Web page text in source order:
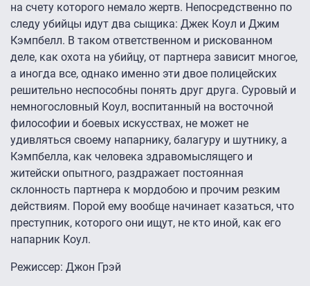
на счету которого немало жертв. Непосредственно по
следу убийцы идут два сыщика: Джек Коул и Джим
Кэмпбелл. В таком ответственном и рискованном
деле, как охота на убийцу, от партнера зависит многое,
а иногда все, однако именно эти двое полицейских
решительно неспособны понять друг друга. Суровый и
немногословный Коул, воспитанный на восточной
философии и боевых искусствах, не может не
удивляться своему напарнику, балагуру и шутнику, а
Кэмпбелла, как человека здравомыслящего и
житейски опытного, раздражает постоянная
склонность партнера к мордобою и прочим резким
действиям. Порой ему вообще начинает казаться, что
преступник, которого они ищут, не кто иной, как его
напарник Коул.
Режиссер: Джон Грэй